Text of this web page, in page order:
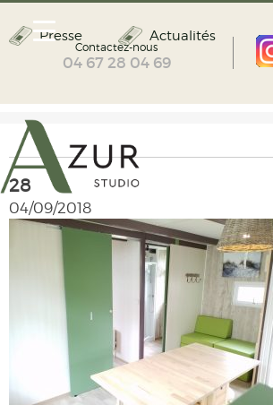
Contactez-nous
04 67 28 04 69
Presse Actualités
28
04/09/2018